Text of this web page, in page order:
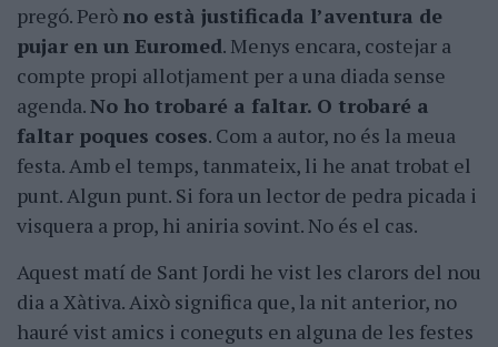
pregó. Però no està justificada l’aventura de
pujar en un Euromed. Menys encara, costejar a
compte propi allotjament per a una diada sense
agenda.No ho trobaré a faltar. O trobaré a
faltar poques coses. Com a autor, no és la meua
festa. Amb el temps, tanmateix, li he anat trobat el
punt. Algun punt. Si fora un lector de pedra picada i
visquera a prop, hi aniria sovint. No és el cas.
Aquest matí de Sant Jordi he vist les clarors del nou
dia a Xàtiva. Això significa que, la nit anterior, no
hauré vist amics i coneguts en alguna de les festes